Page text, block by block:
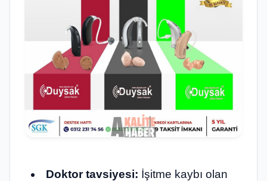
Doktor tavsiyesi: İşitme kaybı olan